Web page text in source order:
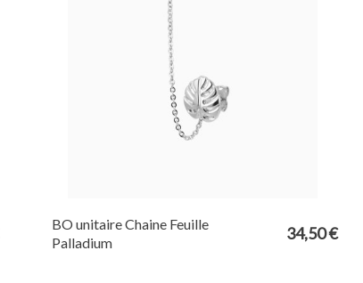
BO unitaire Chaine Feuille
Palladium
34,50 €